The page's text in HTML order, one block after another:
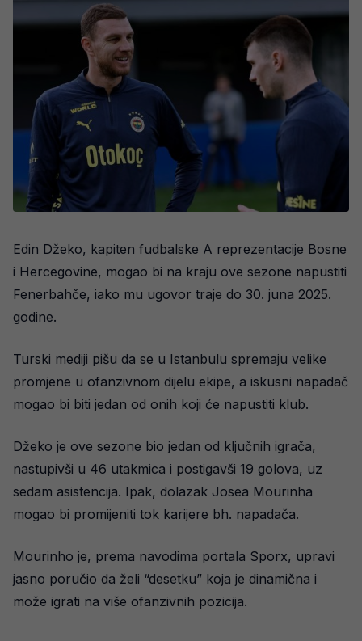
Edin Džeko, kapiten fudbalske A reprezentacije Bosne
i Hercegovine, mogao bi na kraju ove sezone napustiti
Fenerbahče, iako mu ugovor traje do 30. juna 2025.
godine.
Turski mediji pišu da se u Istanbulu spremaju velike
promjene u ofanzivnom dijelu ekipe, a iskusni napadač
mogao bi biti jedan od onih koji će napustiti klub.
Džeko je ove sezone bio jedan od ključnih igrača,
nastupivši u 46 utakmica i postigavši 19 golova, uz
sedam asistencija. Ipak, dolazak Josea Mourinha
mogao bi promijeniti tok karijere bh. napadača.
Mourinho je, prema navodima portala Sporx, upravi
jasno poručio da želi “desetku” koja je dinamična i
može igrati na više ofanzivnih pozicija.